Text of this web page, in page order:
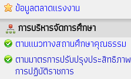
ข้อมูลตลาดแรงงาน
การบริหารจัดการศึกษา
ตามแนวทางสถานศึกษาคุณธรรม
ตามมาตรการปรับปรุงประสิทธิภาพ
การปฏิบัติราชการ